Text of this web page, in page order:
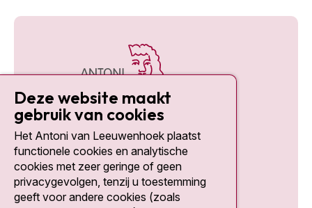
Social media
Deze website maakt
gebruik van cookies
Het Antoni van Leeuwenhoek plaatst
functionele cookies en analytische
cookies met zeer geringe of geen
privacygevolgen, tenzij u toestemming
geeft voor andere cookies (zoals